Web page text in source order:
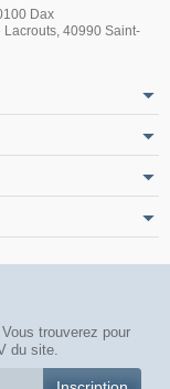
Dax
40990 Saint-
trouverez pour
du site.